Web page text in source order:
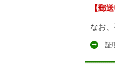
【郵
なお
証